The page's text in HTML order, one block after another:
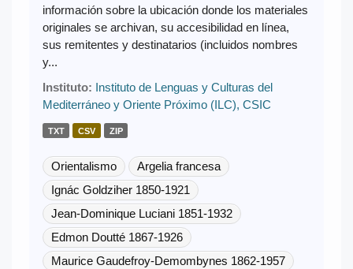
información sobre la ubicación donde los materiales
originales se archivan, su accesibilidad en línea,
sus remitentes y destinatarios (incluidos nombres
y...
Instituto: Instituto de Lenguas y Culturas del
Mediterráneo y Oriente Próximo (ILC), CSIC
TXT CSV ZIP
Orientalismo
Argelia francesa
Ignác Goldziher 1850-1921
Jean-Dominique Luciani 1851-1932
Edmon Doutté 1867-1926
Maurice Gaudefroy-Demombynes 1862-1957